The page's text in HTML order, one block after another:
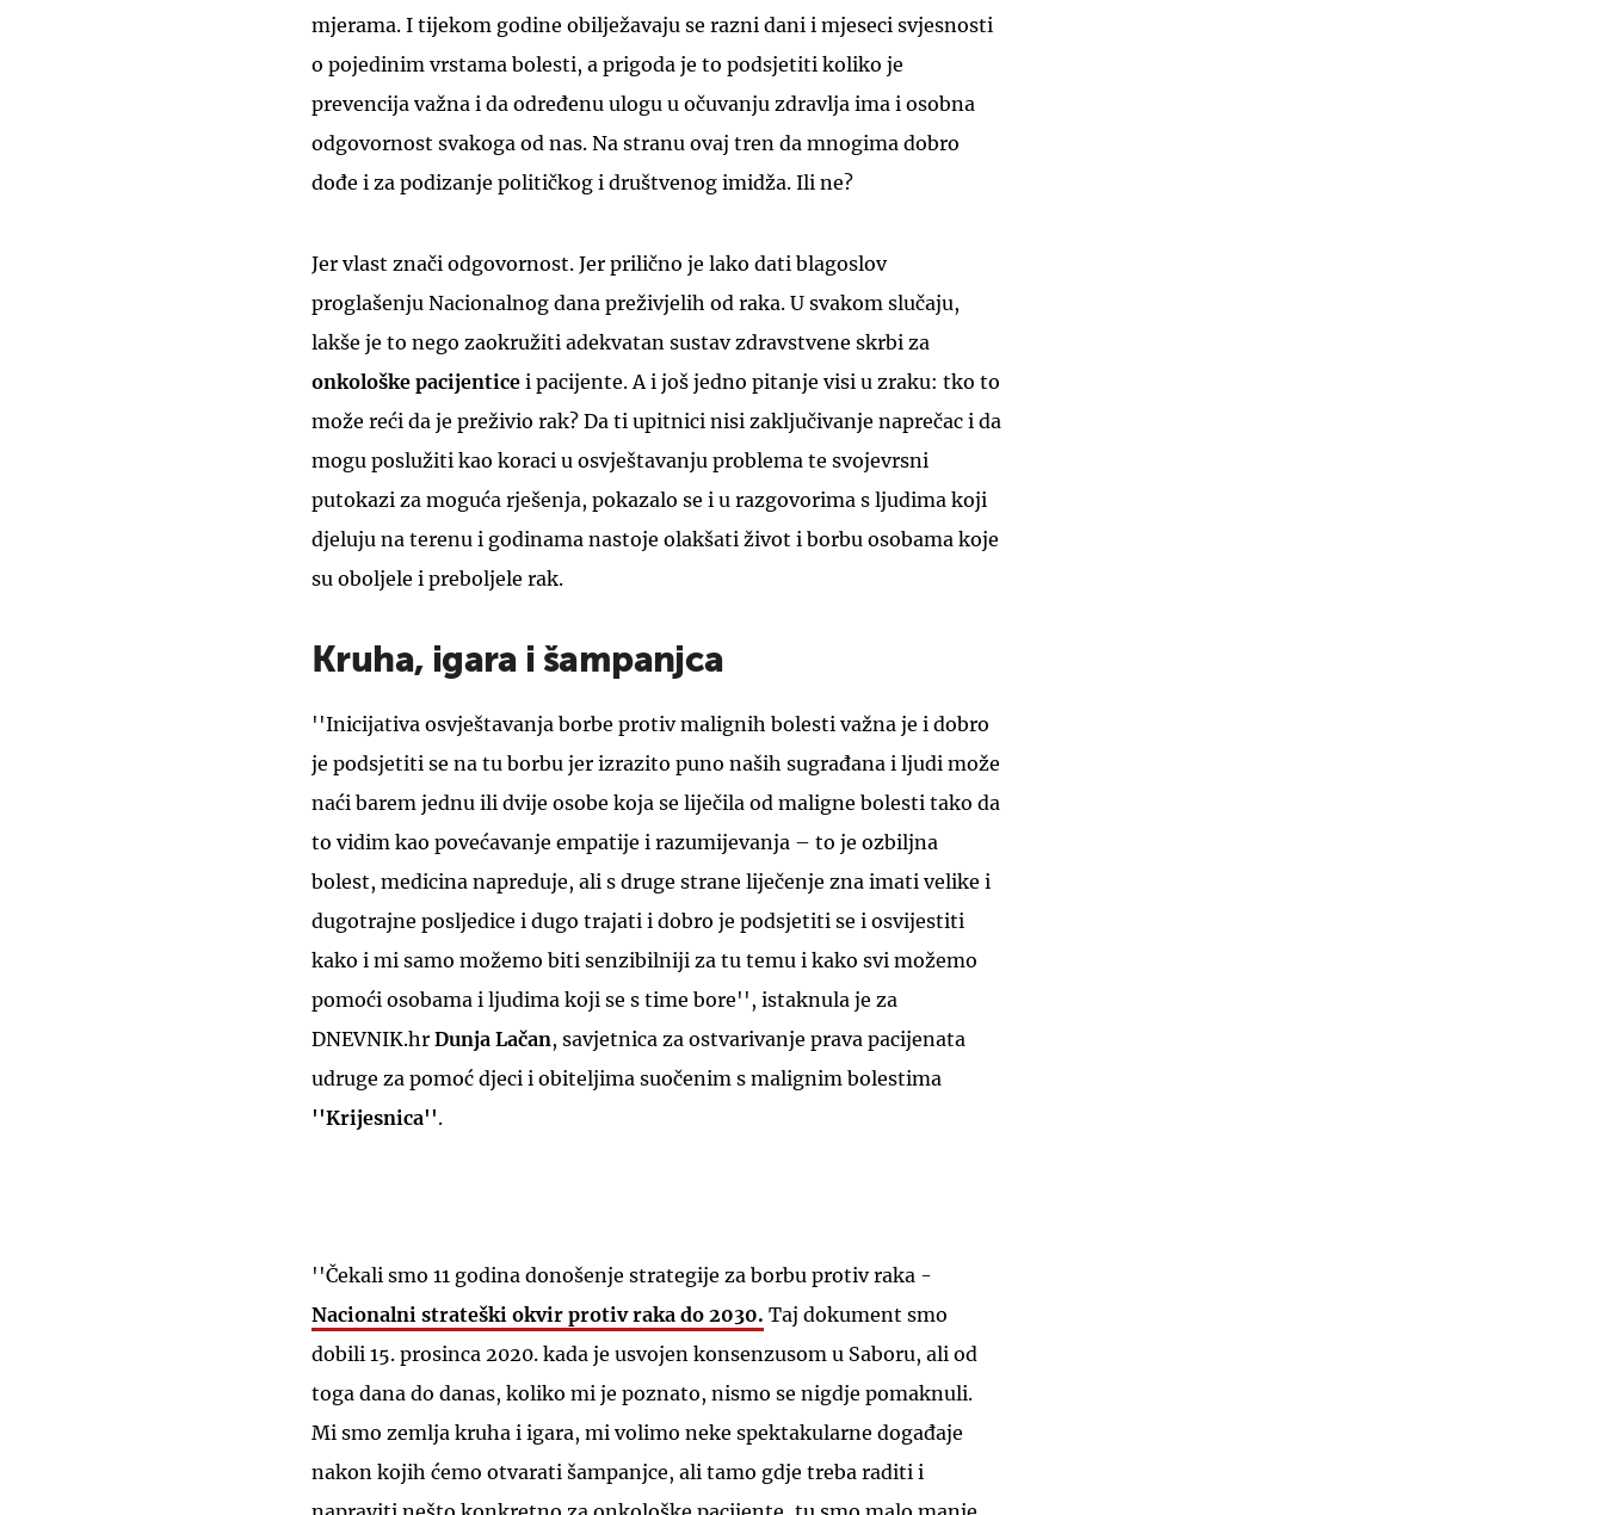
mjerama. I tijekom godine obilježavaju se razni dani i mjeseci svjesnosti
o pojedinim vrstama bolesti, a prigoda je to podsjetiti koliko je
prevencija važna i da određenu ulogu u očuvanju zdravlja ima i osobna
odgovornost svakoga od nas. Na stranu ovaj tren da mnogima dobro
dođe i za podizanje političkog i društvenog imidža. Ili ne?
Jer vlast znači odgovornost. Jer prilično je lako dati blagoslov
proglašenju Nacionalnog dana preživjelih od raka. U svakom slučaju,
lakše je to nego zaokružiti adekvatan sustav zdravstvene skrbi za
onkološke pacijentice i pacijente. A i još jedno pitanje visi u zraku: tko to
može reći da je preživio rak? Da ti upitnici nisi zaključivanje naprečac i da
mogu poslužiti kao koraci u osvještavanju problema te svojevrsni
putokazi za moguća rješenja, pokazalo se i u razgovorima s ljudima koji
djeluju na terenu i godinama nastoje olakšati život i borbu osobama koje
su oboljele i preboljele rak.
Kruha, igara i šampanjca
''Inicijativa osvještavanja borbe protiv malignih bolesti važna je i dobro
je podsjetiti se na tu borbu jer izrazito puno naših sugrađana i ljudi može
naći barem jednu ili dvije osobe koja se liječila od maligne bolesti tako da
to vidim kao povećavanje empatije i razumijevanja – to je ozbiljna
bolest, medicina napreduje, ali s druge strane liječenje zna imati velike i
dugotrajne posljedice i dugo trajati i dobro je podsjetiti se i osvijestiti
kako i mi samo možemo biti senzibilniji za tu temu i kako svi možemo
pomoći osobama i ljudima koji se s time bore'', istaknula je za
DNEVNIK.hr Dunja Lačan, savjetnica za ostvarivanje prava pacijenata
udruge za pomoć djeci i obiteljima suočenim s malignim bolestima
''Krijesnica''.
''Čekali smo 11 godina donošenje strategije za borbu protiv raka -
Nacionalni strateški okvir protiv raka do 2030. Taj dokument smo
dobili 15. prosinca 2020. kada je usvojen konsenzusom u Saboru, ali od
toga dana do danas, koliko mi je poznato, nismo se nigdje pomaknuli.
Mi smo zemlja kruha i igara, mi volimo neke spektakularne događaje
nakon kojih ćemo otvarati šampanjce, ali tamo gdje treba raditi i
UKLJUČITE NOTIFIKACIJE